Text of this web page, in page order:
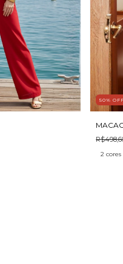
50%OFF
2 cores